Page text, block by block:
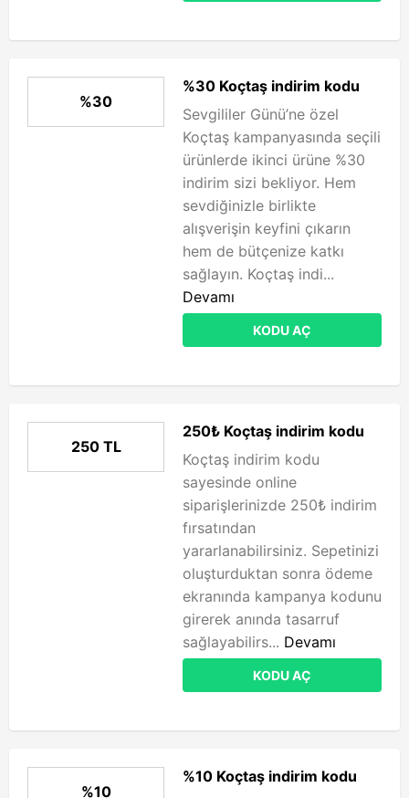
%30
%30 Koçtaş indirim kodu
Sevgililer Günü’ne özel
Koçtaş kampanyasında seçili
ürünlerde ikinci ürüne %30
indirim sizi bekliyor. Hem
sevdiğinizle birlikte
alışverişin keyfini çıkarın
hem de bütçenize katkı
sağlayın. Koçtaş indi...
Devamı
KODU AÇ
250 TL
250₺ Koçtaş indirim kodu
Koçtaş indirim kodu
sayesinde online
siparişlerinizde 250₺ indirim
fırsatından
yararlanabilirsiniz. Sepetinizi
oluşturduktan sonra ödeme
ekranında kampanya kodunu
girerek anında tasarruf
sağlayabilirs... Devamı
KODU AÇ
%10
%10 Koçtaş indirim kodu